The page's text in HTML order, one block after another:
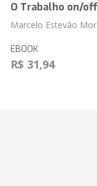
O Trabalho on/
Marcelo Estevão
EBOOK
R$ 31,94